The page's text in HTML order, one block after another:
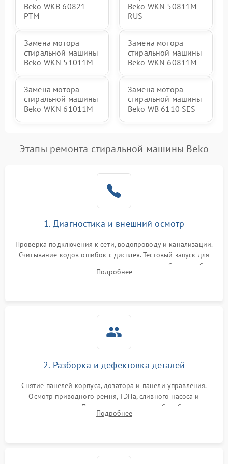
Beko WKB 60821
PTМ
Beko WKN 50811M
RUS
Замена мотора
стиральной машины
Beko WKN 51011M
Замена мотора
стиральной машины
Beko WKN 60811M
Замена мотора
стиральной машины
Beko WKN 61011M
Замена мотора
стиральной машины
Beko WB 6110 SES
Этапы ремонта стиральной машины Beko
1. Диагностика и внешний осмотр
Проверка подключения к сети, водопроводу и канализации.
Считывание кодов ошибок с дисплея. Тестовый запуск для
выявления посторонних шумов, протечек или сбоев в работе
электронного модуля управления.
Подробнее
2. Разборка и дефектовка деталей
Снятие панелей корпуса, дозатора и панели управления.
Осмотр приводного ремня, ТЭНа, сливного насоса и
амортизаторов. Проверка подшипников барабана и
крестовины на износ, а манжеты люка на разрывы.
Подробнее